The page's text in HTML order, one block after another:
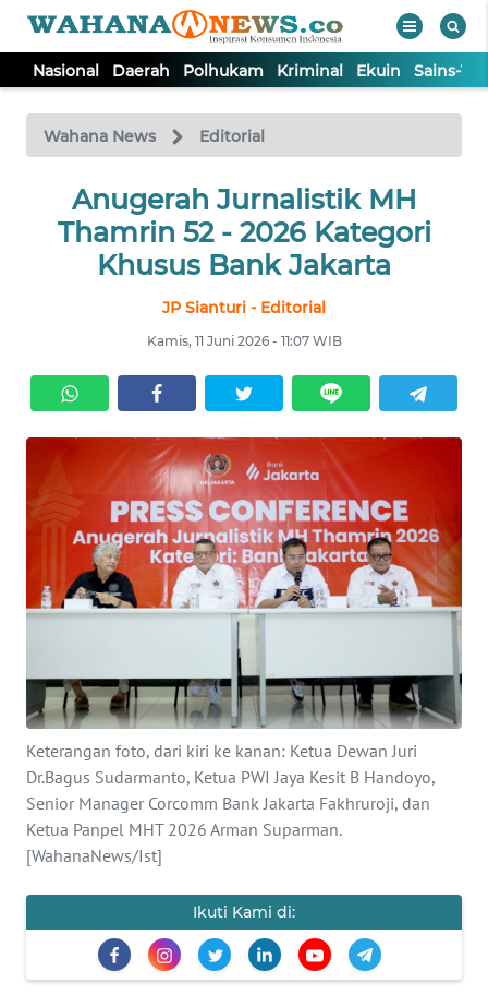
Nasional Daerah Polhukam Kriminal Ekuin Sains-
Wahana News Editorial
Anugerah Jurnalistik MH
Thamrin 52 - 2026 Kategori
Khusus Bank Jakarta
JP Sianturi - Editorial
Kamis, 11 Juni 2026 - 11:07 WIB
Keterangan foto, dari kiri ke kanan: Ketua Dewan Juri
Dr.Bagus Sudarmanto, Ketua PWI Jaya Kesit B Handoyo,
Senior Manager Corcomm Bank Jakarta Fakhruroji, dan
Ketua Panpel MHT 2026 Arman Suparman.
[WahanaNews/Ist]
Ikuti Kami di:
TV
Tutup
NASIONAL
KRIMINAL
EKUIN
SAINS-TEKNO
KESEHATAN
INTERNASIONAL
SERBA-SERBI
PENDIDIKAN
OLAHRAGA
OPINI
EDITORIAL
Informasi